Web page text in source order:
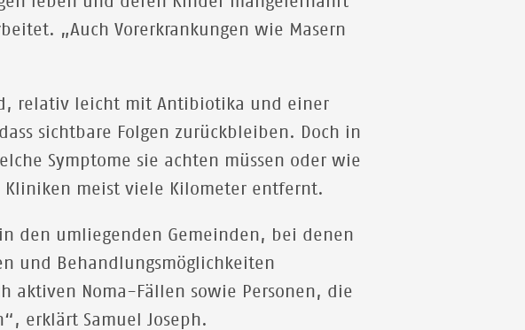
„Auch Vorerkrankungen wie Masern
relativ leicht mit Antibiotika und einer
sichtbare Folgen zurückbleiben. Doch in
Symptome sie achten müssen oder wie
Kliniken meist viele Kilometer entfernt.
den umliegenden Gemeinden, bei denen
und Behandlungsmöglichkeiten
aktiven Noma-Fällen sowie Personen, die
erklärt Samuel Joseph.